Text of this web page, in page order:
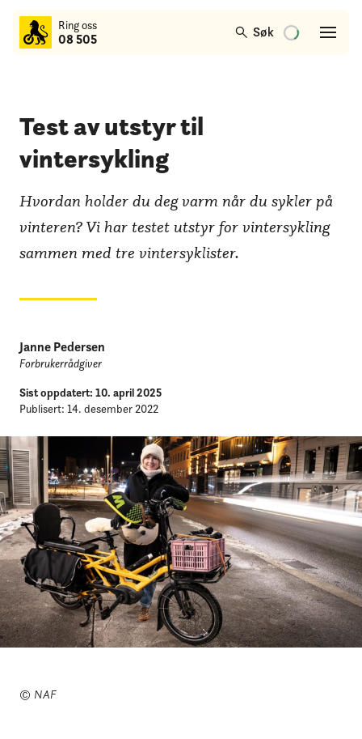
Ring oss
08 505 Søk
hovedinnhold
Test av utstyr til
vintersykling
Hvordan holder du deg varm når du sykler på
vinteren? Vi har testet utstyr for vintersykling
sammen med tre vintersyklister.
Janne Pedersen
Forbrukerrådgiver
Sist oppdatert: 10. april 2025
Publisert: 14. desember 2022
© NAF